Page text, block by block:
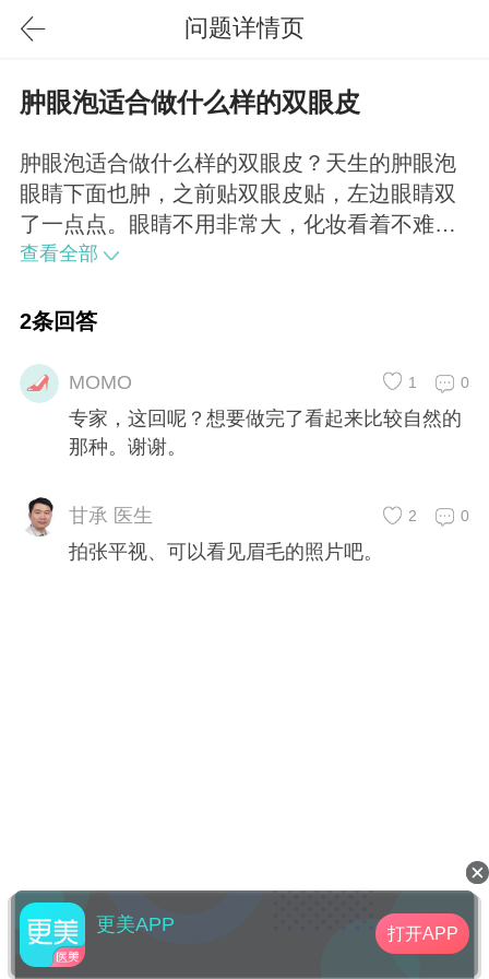
问题详情页
肿眼泡适合做什么样的双眼皮
肿眼泡适合做什么样的双眼皮？天生的肿眼泡
眼睛下面也肿，之前贴双眼皮贴，左边眼睛双
了一点点。眼睛不用非常大，化妆看着不难看
就好。麻烦专家帮忙看一下适合做什么样的双
那种，用开内眼角么？眼睛下面用弄么？在长
查看全部
2条回答
MOMO 0
1
专家，这回呢？想要做完了看起来比较自然的
那种。谢谢。
甘承 医生 0
2
拍张平视、可以看见眉毛的照片吧。
更美APP 打开APP